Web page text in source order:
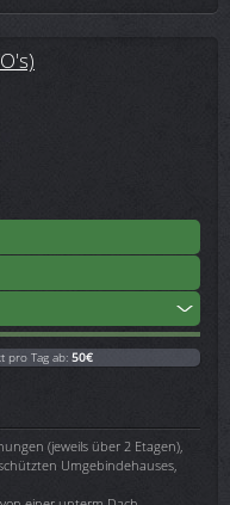
pro Tag ab: 50€
(jeweils über 2 Etagen),
Umgebindehauses,